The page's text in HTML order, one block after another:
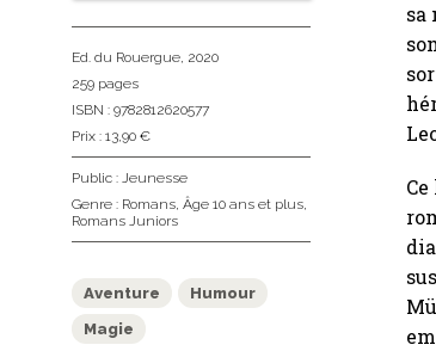
sa
Ed. du Rouergue, 2020
259 pages
ISBN : 9782812620577
Prix : 13,90 €
Public : Jeunesse
Genre : Romans, Âge 10 ans et plus,
Romans Juniors
Aventure
Humour
Magie